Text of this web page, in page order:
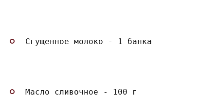
Сгущенное молоко - 1 банка
Масло сливочное - 100 г